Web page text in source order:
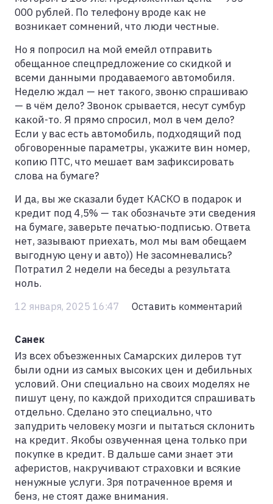
000 рублей. По телефону вроде как не
возникает сомнений, что люди честные.
Но я попросил на мой емейл отправить
обещанное спецпредложение со скидкой и
всеми данными продаваемого автомобиля.
Неделю ждал — нет такого, звоню спрашиваю
— в чём дело? Звонок срывается, несут сумбур
какой-то. Я прямо спросил, мол в чем дело?
Если у вас есть автомобиль, подходящий под
обговоренные параметры, укажите вин номер,
копию ПТС, что мешает вам зафиксировать
слова на бумаге?
И да, вы же сказали будет КАСКО в подарок и
кредит под 4,5% — так обозначьте эти сведения
на бумаге, заверьте печатью-подписью. Ответа
нет, зазывают приехать, мол мы вам обещаем
выгодную цену и авто)) Не засомневались?
Потратил 2 недели на беседы а результата
ноль.
12 января, 2025 16:47 Оставить комментарий
Санек
Из всех объезженных Самарских дилеров тут
были одни из самых высоких цен и дебильных
условий. Они специально на своих моделях не
пишут цену, по каждой приходится спрашивать
отдельно. Сделано это специально, что
запудрить человеку мозги и пытаться склонить
на кредит. Якобы озвученная цена только при
покупке в кредит. В дальше сами знает эти
аферистов, накручивают страховки и всякие
ненужные услуги. Зря потраченное время и
бенз, не стоят даже внимания.